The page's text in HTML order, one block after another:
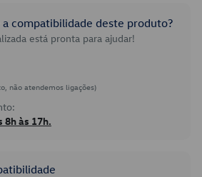
a compatibilidade deste produto?
está pronta para ajudar!
não atendemos ligações)
8h às 17h.